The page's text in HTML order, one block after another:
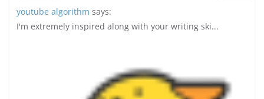
youtube algorithm says:
I'm extremely inspired along with your writing ski...